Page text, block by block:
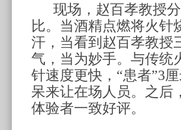
现场， 赵百孝教授
比。 当酒精点燃将火针
汗，当看到 赵百孝教授
气，当为妙手。 与传统
针速度更快， “患者”3
呆来让在场人员。 之后
体验者一致好评。